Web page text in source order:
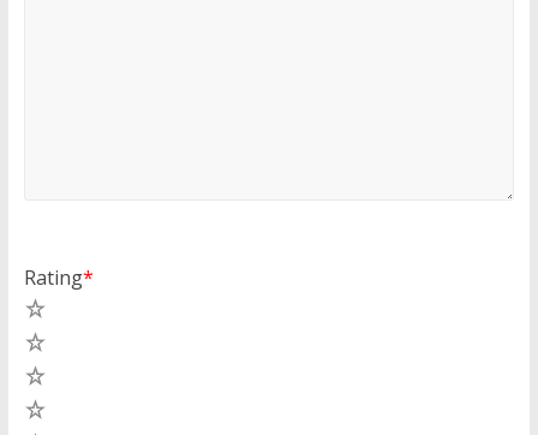
Rating*